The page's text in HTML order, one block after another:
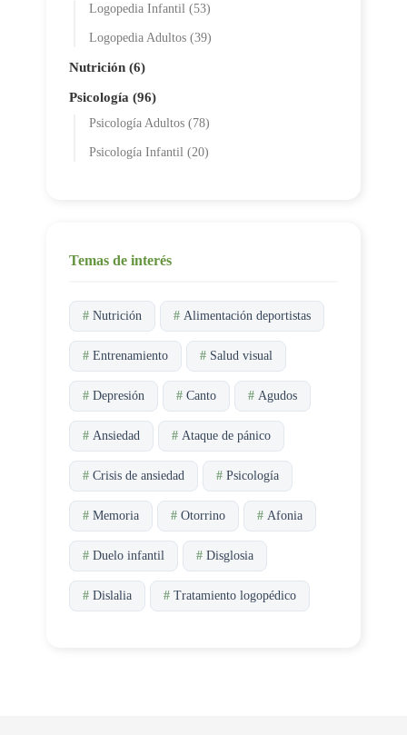
Logopedia Infantil (53)
Logopedia Adultos (39)
Nutrición (6)
Psicología (96)
Psicología Adultos (78)
Psicología Infantil (20)
Temas de interés
# Nutrición # Alimentación deportistas
# Entrenamiento # Salud visual
# Depresión # Canto # Agudos
# Ansiedad # Ataque de pánico
# Crisis de ansiedad # Psicología
# Memoria # Otorrino # Afonia
# Duelo infantil # Disglosia
# Dislalia # Tratamiento logopédico